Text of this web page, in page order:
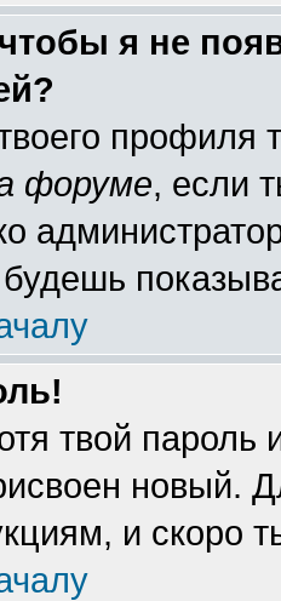
я не
форуме, если
твой пароль
новый.
и скоро